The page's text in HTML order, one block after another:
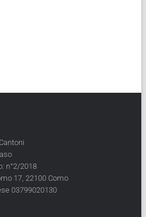
n°2/2018
17, 22100 Como
03799020130